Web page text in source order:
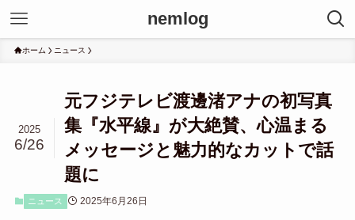
nemlog
ホーム ニュース
元フジテレビ渡邊渚アナの初写真
集『水平線』が大絶賛、心温まる
メッセージと魅力的なカットで話
題に
2025
6/26
ニュース 2025年6月26日